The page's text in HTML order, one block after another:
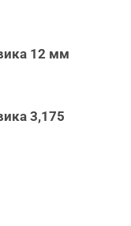
12 мм
3,175